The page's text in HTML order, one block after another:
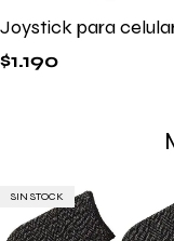
Joystick para
$1.190
SIN STOCK